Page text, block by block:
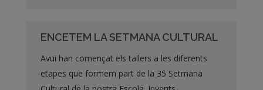
ENCETEM LA SETMANA CULTURAL
Avui han començat els tallers a les diferents
etapes que formem part de la 35 Setmana